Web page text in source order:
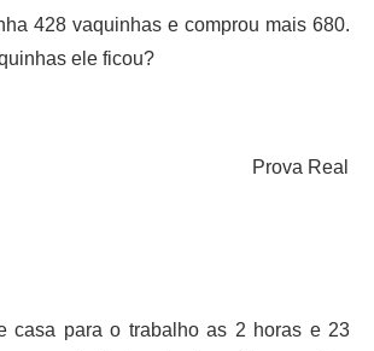
428 vaquinhas e comprou mais 680.
ele ficou?
Prova Real
casa para o trabalho as 2 horas e 23